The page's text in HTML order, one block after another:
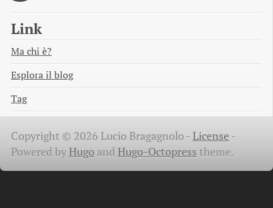
Link
Ma chi è?
Esplora il blog
Tag
Copyright © 2026 Lucio Bragagnolo -License -
Powered byHugo and Hugo-Octopress theme.